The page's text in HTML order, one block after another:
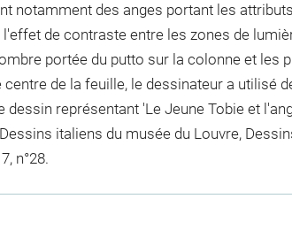
notamment des anges portant les
de contraste entre les zones de
portée du putto sur la colonne et les
centre de la feuille, le dessinateur a utilisé
dessin représentant 'Le Jeune Tobie et
italiens du musée du Louvre,
n°28.